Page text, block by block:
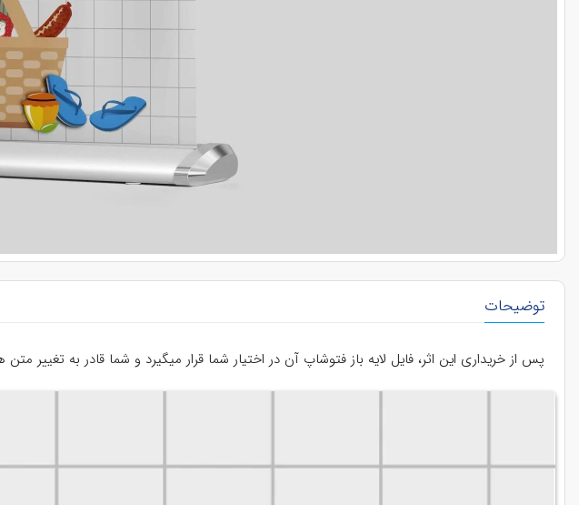
توضیحات
پس از خریداری این اثر، فایل لایه باز فتوشاپ آن در اختیار شما قرار میگیرد و شما قادر به تغییر